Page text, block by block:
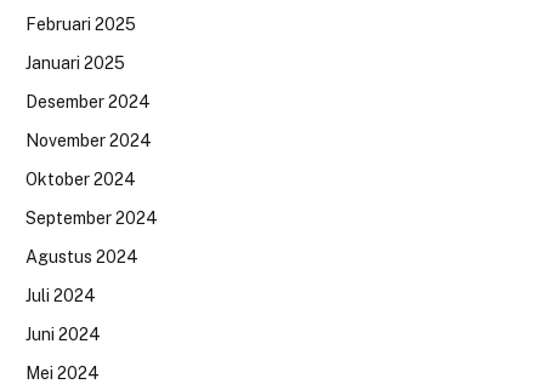
Februari 2025
Januari 2025
Desember 2024
November 2024
Oktober 2024
September 2024
Agustus 2024
Juli 2024
Juni 2024
Mei 2024